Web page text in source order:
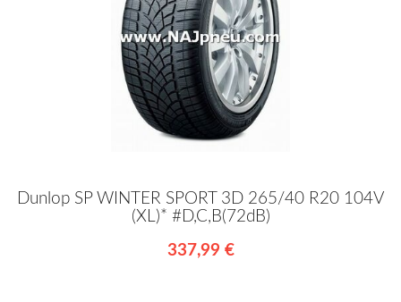
Dunlop SP WINTER SPORT 3D 265/40 R20 104V
(XL)* #D,C,B(72dB)
337,99 €